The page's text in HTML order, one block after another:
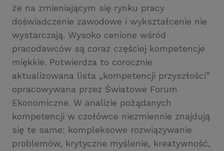
że na zmieniającym się rynku pracy
doświadczenie zawodowe i wykształcenie nie
wystarczają. Wysoko cenione wśród
pracodawców są coraz częściej kompetencje
miękkie. Potwierdza to corocznie
aktualizowana lista „kompetencji przyszłości”
opracowywana przez Światowe Forum
Ekonomiczne. W analizie pożądanych
kompetencji w czołówce niezmiennie znajdują
się te same: kompleksowe rozwiązywanie
problemów, krytyczne myślenie, kreatywność,